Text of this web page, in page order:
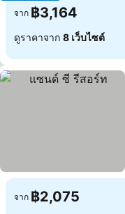
จาก ฿3,164
ดูราคาจาก 8 เว็บไซต์
จาก ฿2,075